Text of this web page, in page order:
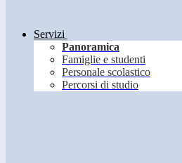
Servizi
Panoramica
Famiglie e studenti
Personale scolastico
Percorsi di studio